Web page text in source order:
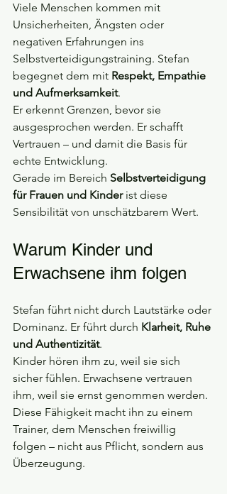
Viele Menschen kommen mit
Unsicherheiten, Ängsten oder
negativen Erfahrungen ins
Selbstverteidigungstraining. Stefan
begegnet dem mit Respekt, Empathie
und Aufmerksamkeit.
Er erkennt Grenzen, bevor sie
ausgesprochen werden. Er schafft
Vertrauen – und damit die Basis für
echte Entwicklung.
Gerade im Bereich Selbstverteidigung
für Frauen und Kinder ist diese
Sensibilität von unschätzbarem Wert.
Warum Kinder und
Erwachsene ihm folgen
Stefan führt nicht durch Lautstärke oder
Dominanz. Er führt durch Klarheit, Ruhe
und Authentizität.
Kinder hören ihm zu, weil sie sich
sicher fühlen. Erwachsene vertrauen
ihm, weil sie ernst genommen werden.
Diese Fähigkeit macht ihn zu einem
Trainer, dem Menschen freiwillig
folgen – nicht aus Pflicht, sondern aus
Überzeugung.